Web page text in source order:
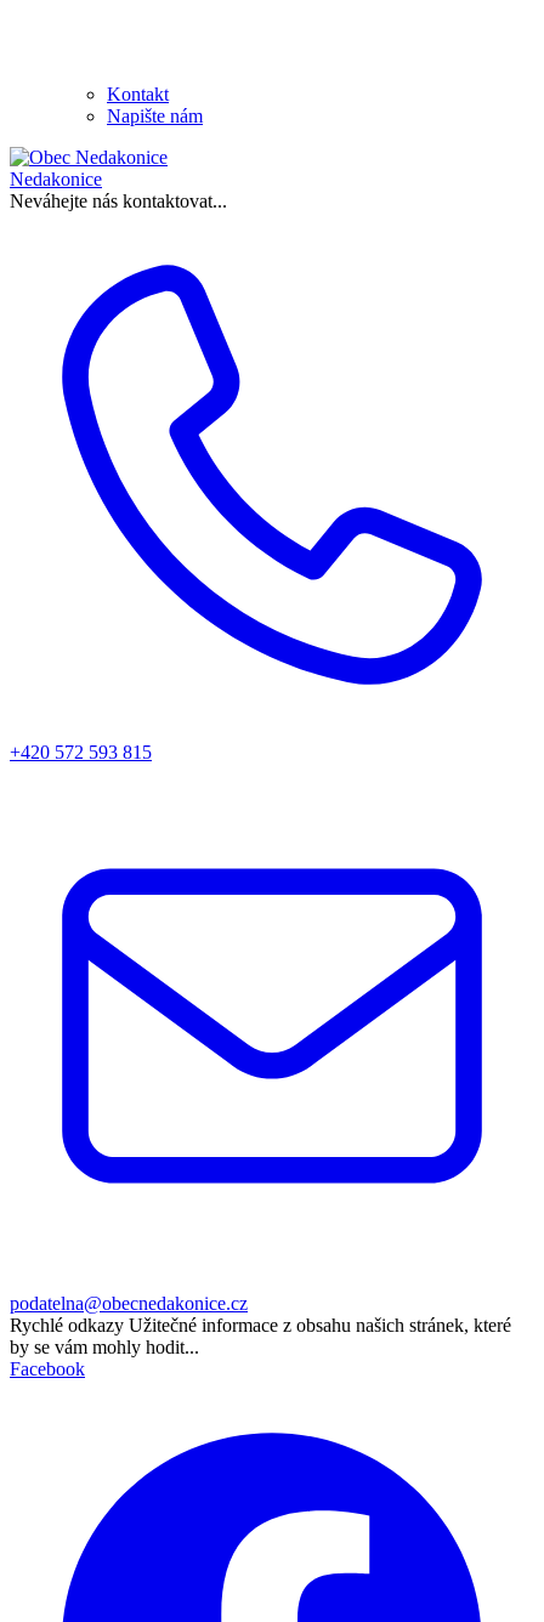
Kontakt
Napište nám
Nedakonice
Neváhejte nás kontaktovat...
+420 572 593 815
podatelna@obecnedakonice.cz
Rychlé odkazy Užitečné informace z obsahu našich stránek, které
by se vám mohly hodit...
Facebook